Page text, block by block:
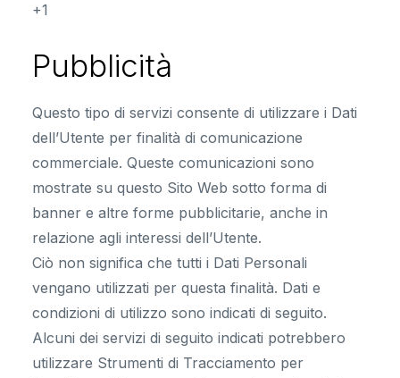
+1
Pubblicità
Questo tipo di servizi consente di utilizzare i Dati
dell’Utente per finalità di comunicazione
commerciale. Queste comunicazioni sono
mostrate su questo Sito Web sotto forma di
banner e altre forme pubblicitarie, anche in
relazione agli interessi dell’Utente.
Ciò non significa che tutti i Dati Personali
vengano utilizzati per questa finalità. Dati e
condizioni di utilizzo sono indicati di seguito.
Alcuni dei servizi di seguito indicati potrebbero
utilizzare Strumenti di Tracciamento per